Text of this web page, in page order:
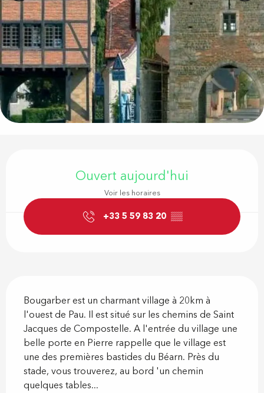
Ouvert aujourd'hui
Voir les horaires
+33 5 59 83 20 ▒▒
Bougarber est un charmant village à 20km à
l'ouest de Pau. Il est situé sur les chemins de Saint
Jacques de Compostelle. A l'entrée du village une
belle porte en Pierre rappelle que le village est
une des premières bastides du Béarn. Près du
stade, vous trouverez, au bord 'un chemin
quelques tables...